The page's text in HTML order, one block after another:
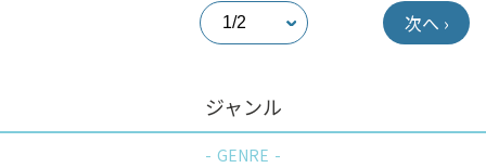
次へ ›
ジャンル
GENRE